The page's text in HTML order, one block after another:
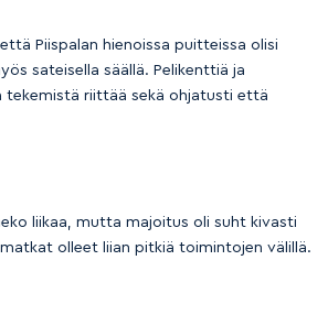
Piispalan hienoissa puitteissa olisi
sateisella säällä. Pelikenttiä ja
tekemistä riittää sekä ohjatusti että
liikaa, mutta majoitus oli suht kivasti
olleet liian pitkiä toimintojen välillä.